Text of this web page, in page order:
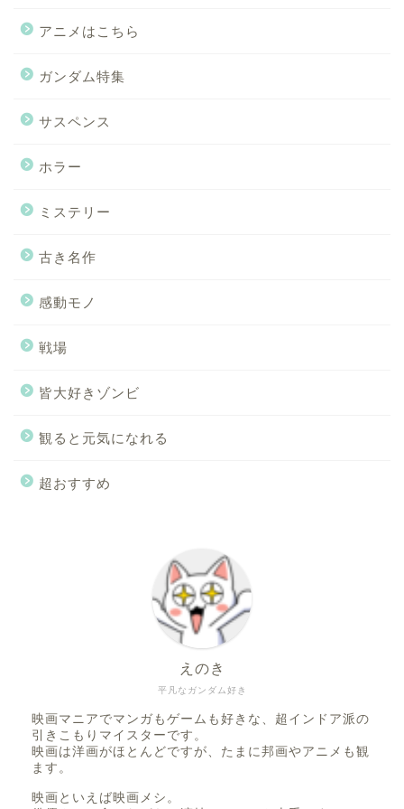
アニメはこちら
ガンダム特集
サスペンス
ホラー
ミステリー
古き名作
感動モノ
戦場
皆大好きゾンビ
観ると元気になれる
超おすすめ
平凡なガンダム好き
えのき
映画マニアでマンガもゲームも好きな、超インドア派の
引きこもりマイスターです。
映画は洋画がほとんどですが、たまに邦画やアニメも観
ます。
映画といえば映画メシ。